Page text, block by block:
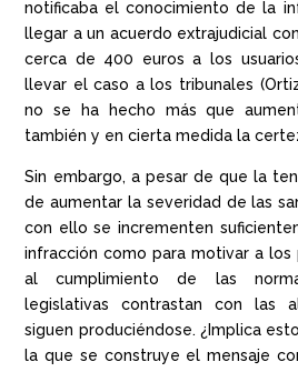
notificaba el conocimiento de la
llegar a un acuerdo extrajudicial
cerca de 400 euros a los
llevar el caso a los tribunales
no se ha hecho más que
también y en cierta medida la
Sin embargo, a pesar de que la
de aumentar la severidad de las
con ello se incrementen
infracción como para motivar a
al cumplimiento de las
legislativas contrastan con las
siguen produciéndose. ¿Implica
la que se construye el mensaje